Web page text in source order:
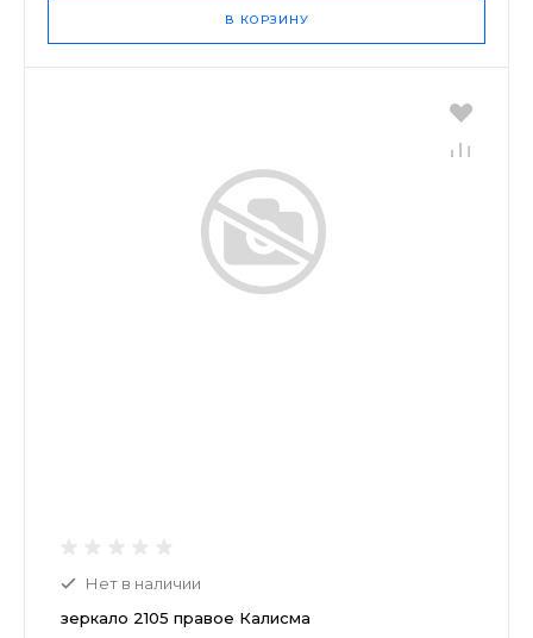
В КОРЗИНУ
Нет в наличии
зеркало 2105 правое Калисма